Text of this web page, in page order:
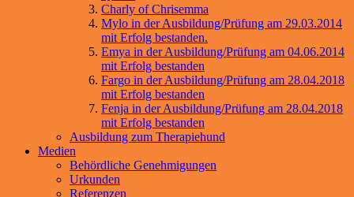
Charly of Chrisemma
Mylo in der Ausbildung/Prüfung am 29.03.2014
mit Erfolg bestanden.
Emya in der Ausbildung/Prüfung am 04.06.2014
mit Erfolg bestanden
Fargo in der Ausbildung/Prüfung am 28.04.2018
mit Erfolg bestanden
Fenja in der Ausbildung/Prüfung am 28.04.2018
mit Erfolg bestanden
Ausbildung zum Therapiehund
Medien
Behördliche Genehmigungen
Urkunden
Referenzen